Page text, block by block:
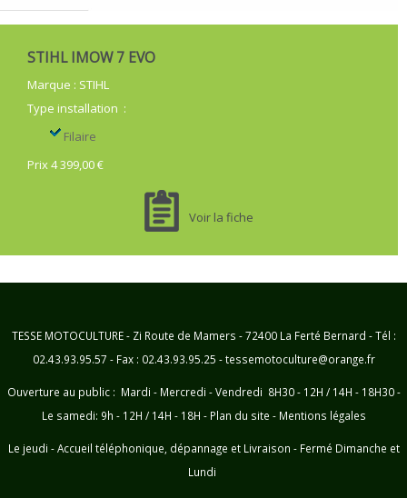
STIHL IMOW 7 EVO
Marque : STIHL
Type installation :
Filaire
Prix 4 399,00 €
Voir la fiche
TESSE MOTOCULTURE - Zi Route de Mamers - 72400 La Ferté Bernard - Tél :
02.43.93.95.57 - Fax : 02.43.93.95.25 - tessemotoculture@orange.fr
Ouverture au public : Mardi - Mercredi - Vendredi 8H30 - 12H / 14H - 18H30 -
Le samedi: 9h - 12H / 14H - 18H - Plan du site - Mentions légales
Le jeudi - Accueil téléphonique, dépannage et Livraison - Fermé Dimanche et
Lundi